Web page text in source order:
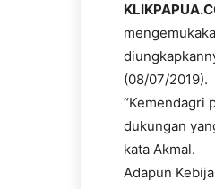
(08/07/2019).
“Kemendagri
dukungan
kata Akmal.
Adapun